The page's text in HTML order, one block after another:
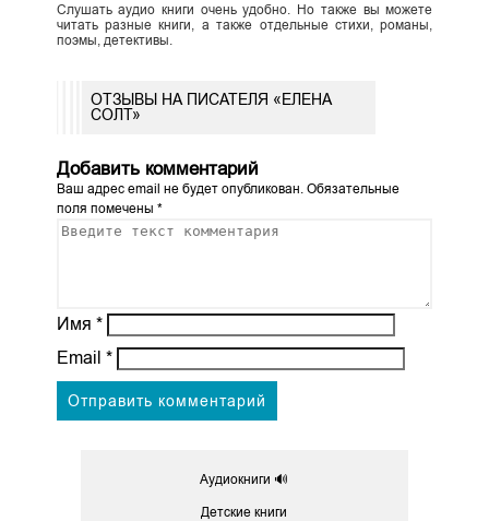
Слушать аудио книги очень удобно. Но также вы можете
читать разные книги, а также отдельные стихи, романы,
поэмы, детективы.
ОТЗЫВЫ НА ПИСАТЕЛЯ «ЕЛЕНА
СОЛТ»
Добавить комментарий
Ваш адрес email не будет опубликован.Обязательные
поля помечены *
Имя *
Email *
Аудиокниги 🔊
Детские книги